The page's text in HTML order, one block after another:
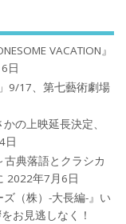
VACATION』
日
9/17、第七藝術劇場
の上映延長決定、
日
典落語とクラシカ
2022年7月6日
（株）-大長編-』い
お見逃しなく！